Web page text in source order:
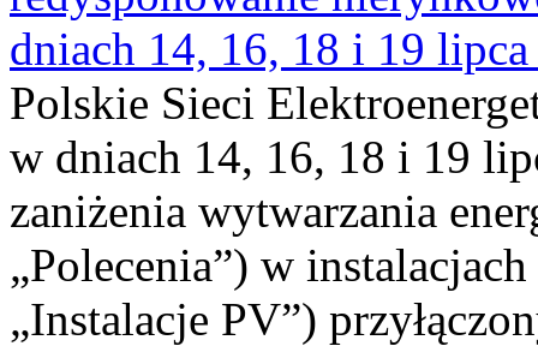
dniach 14, 16, 18 i 19
Polskie Sieci
w dniach 14, 16, 18 i 19
zaniżenia wytwarzania
„Polecenia”) w
„Instalacje PV”)